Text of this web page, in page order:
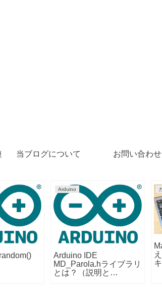
当ブログについて お問い合わせ
15.6インチ
モニター
1504
Arduino
第4回：Arduino・ラズ
パイPICOでマクロキー
ボード・プログラマブ
ルキーボード自作（複